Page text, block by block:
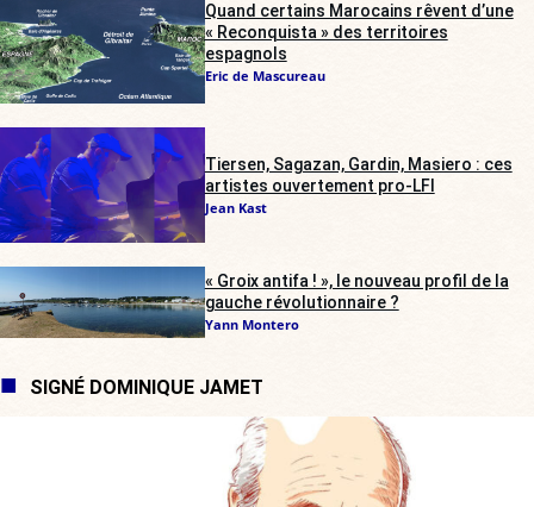
Quand certains Marocains rêvent d’une
« Reconquista » des territoires
espagnols
Eric de Mascureau
Tiersen, Sagazan, Gardin, Masiero : ces
artistes ouvertement pro-LFI
Jean Kast
« Groix antifa ! », le nouveau profil de la
gauche révolutionnaire ?
Yann Montero
SIGNÉ DOMINIQUE JAMET